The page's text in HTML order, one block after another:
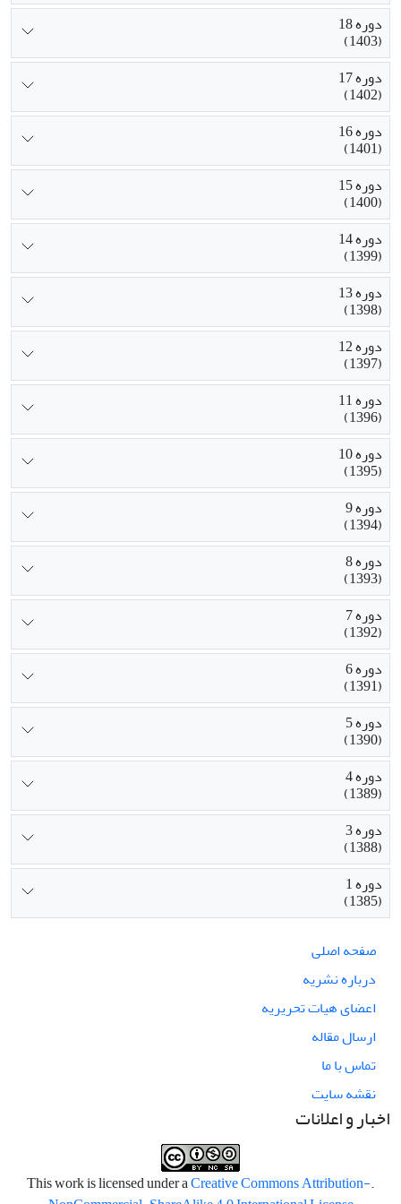
دوره 18
(1403)
دوره 17
(1402)
دوره 16
(1401)
دوره 15
(1400)
دوره 14
(1399)
دوره 13
(1398)
دوره 12
(1397)
دوره 11
(1396)
دوره 10
(1395)
دوره 9
(1394)
دوره 8
(1393)
دوره 7
(1392)
دوره 6
(1391)
دوره 5
(1390)
دوره 4
(1389)
دوره 3
(1388)
دوره 1
(1385)
صفحه اصلی
درباره نشریه
اعضای هیات تحریریه
ارسال مقاله
تماس با ما
نقشه سایت
اخبار و اعلانات
.This work is licensed under a
Creative Commons Attribution-